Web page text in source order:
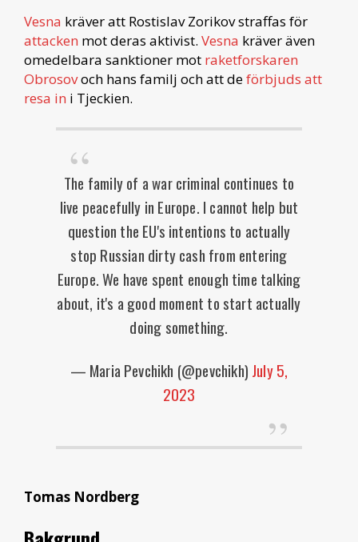
Vesna kräver att Rostislav Zorikov straffas för
attacken mot deras aktivist. Vesna kräver även
omedelbara sanktioner mot raketforskaren
Obrosovoch hans familj och att deförbjuds att
resa in i Tjeckien.
The family of a war criminal continues to
live peacefully in Europe. I cannot help but
question the EU's intentions to actually
stop Russian dirty cash from entering
Europe. We have spent enough time talking
about, it's a good moment to start actually
doing something.
— Maria Pevchikh (@pevchikh) July 5,
2023
Tomas Nordberg